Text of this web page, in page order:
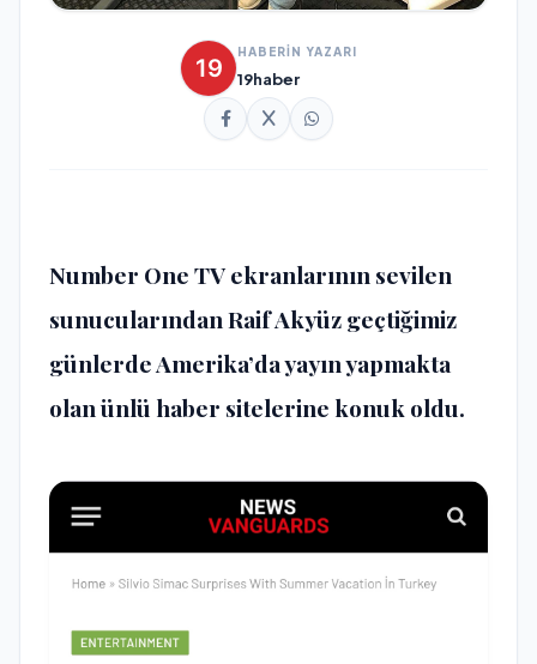
HABERİN YAZARI
19haber
Number One TV ekranlarının sevilen
sunucularından Raif Akyüz geçtiğimiz
günlerde Amerika’da yayın yapmakta
olan ünlü haber sitelerine konuk oldu.